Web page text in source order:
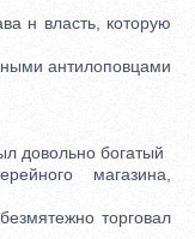
н власть, которую
антилоповцами
довольно богатый
магазина,
торговал